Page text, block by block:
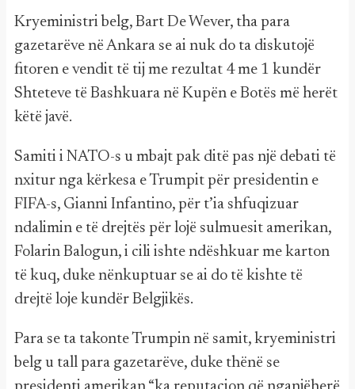
Kryeministri belg, Bart De Wever, tha para
gazetarëve në Ankara se ai nuk do ta diskutojë
fitoren e vendit të tij me rezultat 4 me 1 kundër
Shteteve të Bashkuara në Kupën e Botës më herët
këtë javë.
Samiti i NATO-s u mbajt pak ditë pas një debati të
nxitur nga kërkesa e Trumpit për presidentin e
FIFA-s, Gianni Infantino, për t’ia shfuqizuar
ndalimin e të drejtës për lojë sulmuesit amerikan,
Folarin Balogun, i cili ishte ndëshkuar me karton
të kuq, duke nënkuptuar se ai do të kishte të
drejtë loje kundër Belgjikës.
Para se ta takonte Trumpin në samit, kryeministri
belg u tall para gazetarëve, duke thënë se